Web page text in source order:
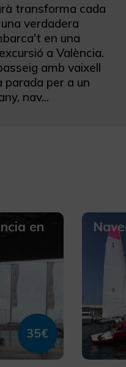
transforma cada
verdadera
en una
a València.
amb vaixell
parada per a un
nav...
en
35€